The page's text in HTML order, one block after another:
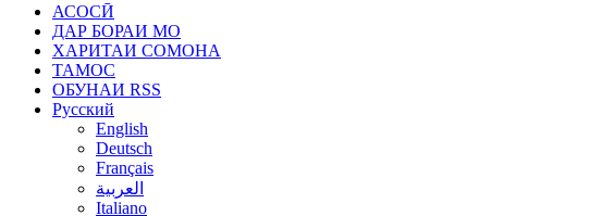
АСОСӢ
ДАР БОРАИ МО
ХАРИТАИ СОМОНА
ТАМОС
ОБУНАИ RSS
Русский
English
Deutsch
Français
العربية
Italiano